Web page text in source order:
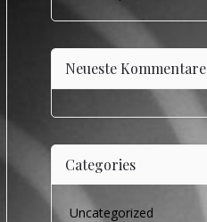
Neueste Kommentare
Categories
Uncategorized